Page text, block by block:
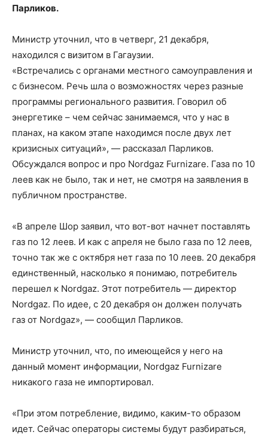
Парликов.
Министр уточнил, что в четверг, 21 декабря,
находился с визитом в Гагаузии.
«Встречались с органами местного самоуправления и
с бизнесом. Речь шла о возможностях через разные
программы регионального развития. Говорил об
энергетике – чем сейчас занимаемся, что у нас в
планах, на каком этапе находимся после двух лет
кризисных ситуаций», — рассказал Парликов.
Обсуждался вопрос и про Nordgaz Furnizare. Газа по 10
леев как не было, так и нет, не смотря на заявления в
публичном пространстве.
«В апреле Шор заявил, что вот-вот начнет поставлять
газ по 12 леев. И как с апреля не было газа по 12 леев,
точно так же с октября нет газа по 10 леев. 20 декабря
единственный, насколько я понимаю, потребитель
перешел к Nordgaz. Этот потребитель — директор
Nordgaz. По идее, с 20 декабря он должен получать
газ от Nordgaz», — сообщил Парликов.
Министр уточнил, что, по имеющейся у него на
данный момент информации, Nordgaz Furnizare
никакого газа не импортировал.
«При этом потребление, видимо, каким-то образом
идет. Сейчас операторы системы будут разбираться,